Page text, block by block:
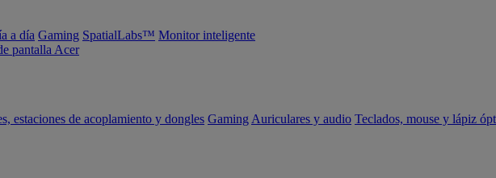
a día Gaming SpatialLabs™ Monitor inteligente
pantalla Acer
estaciones de acoplamiento y dongles Gaming Auriculares y audio Teclados, mouse y lápiz